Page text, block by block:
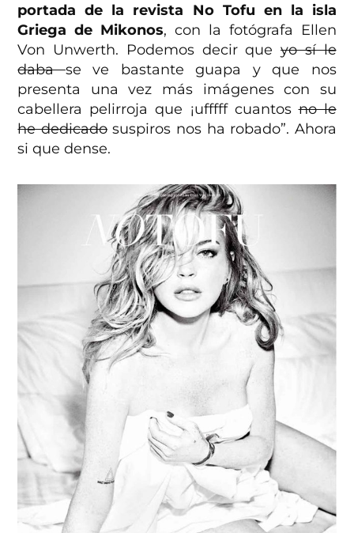
portada de la revista No Tofu en la isla
Griega de Mikonos,con la fotógrafa Ellen
Von Unwerth. Podemos decir queyo sí le
dabase ve bastante guapa y que nos
presenta una vez más imágenes con su
cabellera pelirroja que ¡ufffff cuantosno le
he dedicadosuspiros nos ha robado”. Ahora
si que dense.